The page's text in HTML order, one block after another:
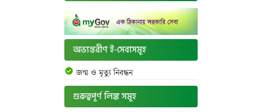
অভ্যন্তরীণ ই-সেবাসমূহ
জন্ম ও মৃত্যু নিবন্ধন
গুরুত্বপূর্ণ লিঙ্ক সমূহ